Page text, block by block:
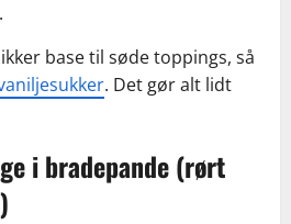
base til søde toppings, så
. Det gør alt lidt
i bradepande (rørt